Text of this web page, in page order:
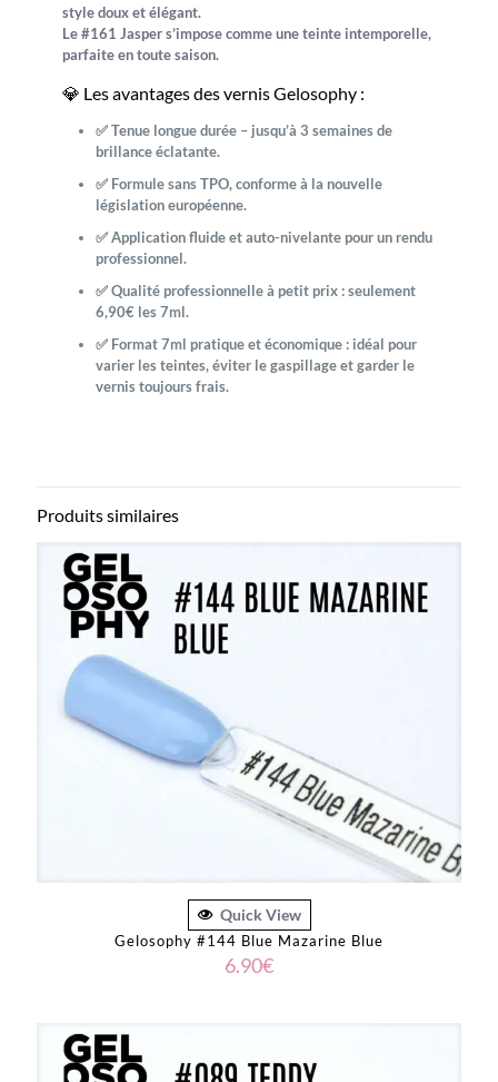
style doux et élégant.
Le#161 Jaspers’impose comme une teinte intemporelle,
parfaite en toute saison.
💎 Les avantages des vernis Gelosophy :
✅Tenue longue durée – jusqu’à 3 semaines de
brillance éclatante.
✅ Formule sans TPO, conforme à la nouvelle
législation européenne.
✅Application fluide et auto-nivelante pour un rendu
professionnel.
✅Qualité professionnelle à petit prix : seulement
6,90€ les 7ml.
✅ Format 7ml pratique et économique : idéal pour
varier les teintes, éviter le gaspillage et garder le
vernis toujours frais.
Produits similaires
Quick View
Gelosophy #144 Blue Mazarine Blue
6.90€